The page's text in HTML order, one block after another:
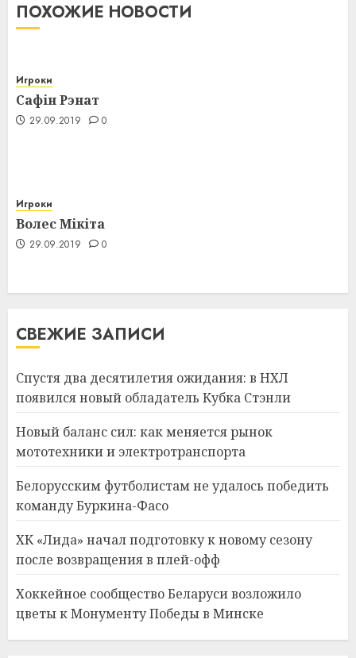
ПОХОЖИЕ НОВОСТИ
Игроки
Сафін Рэнат
29.09.2019 0
Игроки
Волес Мікіта
29.09.2019 0
СВЕЖИЕ ЗАПИСИ
Спустя два десятилетия ожидания: в НХЛ
появился новый обладатель Кубка Стэнли
Новый баланс сил: как меняется рынок
мототехники и электротранспорта
Белорусским футболистам не удалось победить
команду Буркина-Фасо
ХК «Лида» начал подготовку к новому сезону
после возвращения в плей-офф
Хоккейное сообщество Беларуси возложило
цветы к Монументу Победы в Минске